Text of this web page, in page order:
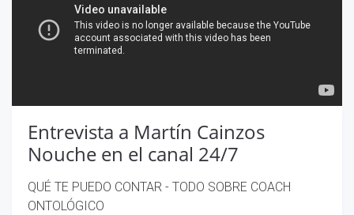
Entrevista a Martín Cainzos
Nouche en el canal 24/7
QUÉ TE PUEDO CONTAR - TODO SOBRE COACH
ONTOLÓGICO